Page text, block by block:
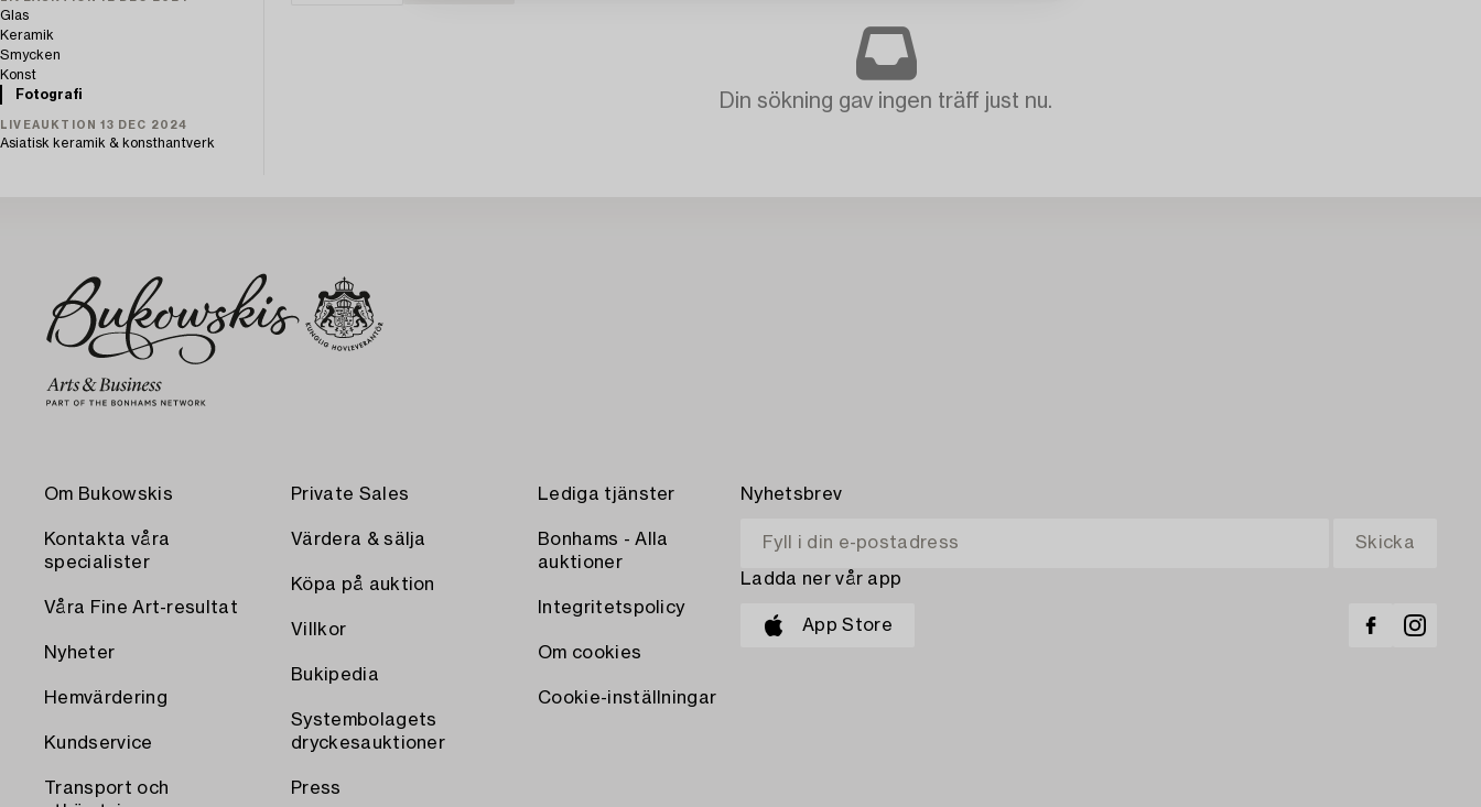
Glas
Keramik
Smycken
Konst
Fotografi
LIVEAUKTION 13 DEC 2024
Asiatisk keramik & konsthantverk
Din sökning gav ingen träff just nu.
Om Bukowskis
Kontakta våra
specialister
Våra Fine Art-resultat
Nyheter
Hemvärdering
Kundservice
Transport och
Private Sales
Värdera & sälja
Köpa på auktion
Villkor
Bukipedia
Systembolagets
dryckesauktioner
Press
Lediga tjänster
Bonhams - Alla
auktioner
Integritetspolicy
Om cookies
Cookie-inställningar
Nyhetsbrev
Ladda ner vår app
App Store